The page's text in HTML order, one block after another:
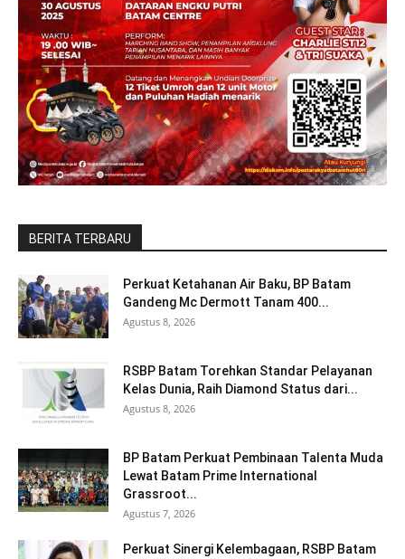
BERITA TERBARU
Perkuat Ketahanan Air Baku, BP Batam
Gandeng Mc Dermott Tanam 400...
Agustus 8, 2026
RSBP Batam Torehkan Standar Pelayanan
Kelas Dunia, Raih Diamond Status dari...
Agustus 8, 2026
BP Batam Perkuat Pembinaan Talenta Muda
Lewat Batam Prime International
Grassroot...
Agustus 7, 2026
Perkuat Sinergi Kelembagaan, RSBP Batam